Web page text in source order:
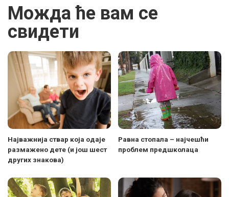
Можда ће вам се
свидети
Најважнија ствар која одаје
размажено дете (и још шест
других знакова)
Равна стопала – најчешћи
проблем предшколаца